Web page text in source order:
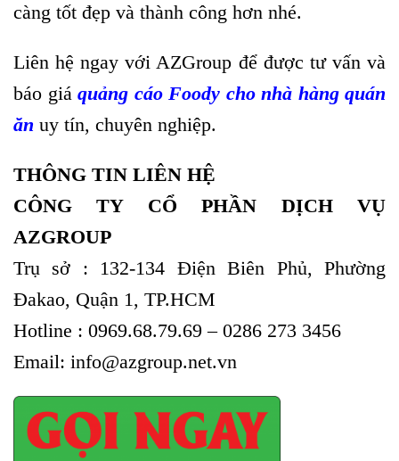
càng tốt đẹp và thành công hơn nhé.
Liên hệ ngay với AZGroup để được tư vấn và
báo giá quảng cáo Foody cho nhà hàng quán
ăn uy tín, chuyên nghiệp.
THÔNG TIN LIÊN HỆ
CÔNG TY CỔ PHẦN DỊCH VỤ
AZGROUP
Trụ sở : 132-134 Điện Biên Phủ, Phường
Đakao, Quận 1, TP.HCM
Hotline : 0969.68.79.69 – 0286 273 3456
Email: info@azgroup.net.vn